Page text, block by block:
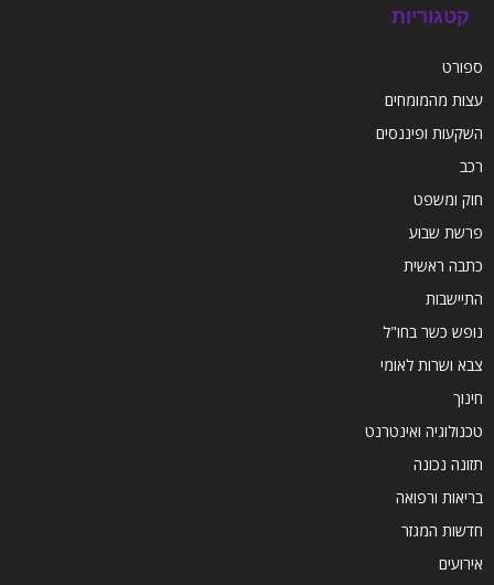
קטגוריות
ספורט
עצות מהמומחים
השקעות ופיננסים
רכב
חוק ומשפט
פרשת שבוע
כתבה ראשית
התיישבות
נופש כשר בחו"ל
צבא ושרות לאומי
חינוך
טכנולוגיה ואינטרנט
תזונה נכונה
בריאות ורפואה
חדשות המגזר
אירועים